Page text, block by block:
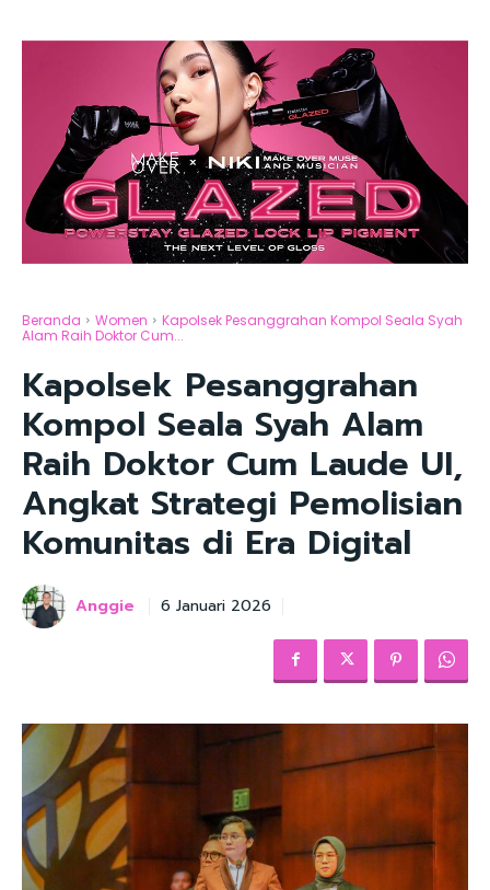
Beranda Women
Kapolsek Pesanggrahan Kompol Seala Syah
Alam Raih Doktor Cum...
Kapolsek Pesanggrahan
Kompol Seala Syah Alam
Raih Doktor Cum Laude UI,
Angkat Strategi Pemolisian
Komunitas di Era Digital
Anggie 6 Januari 2026